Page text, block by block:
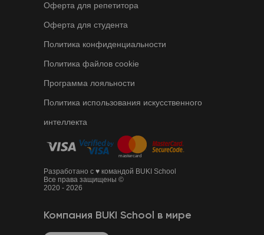
Оферта для репетитора
Оферта для студента
Политика конфиденциальности
Политика файлов cookie
Программа лояльности
Политика использования искусственного
интеллекта
Разработано с ♥ командой BUKI School
Все права защищены ©
2020 - 2026
Компания BUKI School в мире